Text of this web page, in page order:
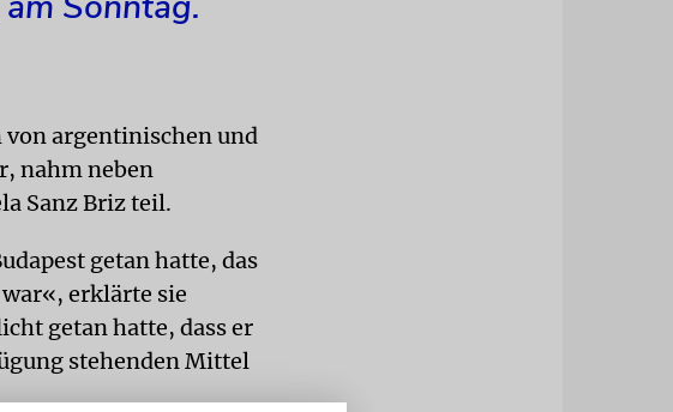
von argentinischen und
nahm neben
Sanz Briz teil.
getan hatte, das
erklärte sie
getan hatte, dass er
stehenden Mittel